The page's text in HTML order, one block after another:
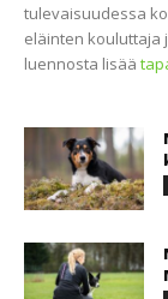
tulevaisuudessa
eläinten kouluttaja
luennosta lisää